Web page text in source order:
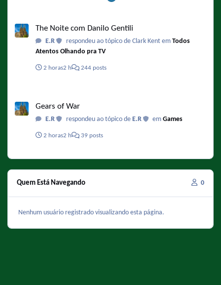
The Noite com Danilo Gentili
E.R respondeu ao tópico de Clark Kent em Todos
Atentos Olhando pra TV
2 horas2 h 244 posts
Gears of War
E.R respondeu ao tópico de E.R emGames
2 horas2 h 39 posts
Quem Está Navegando 0
Nenhum usuário registrado visualizando esta página.